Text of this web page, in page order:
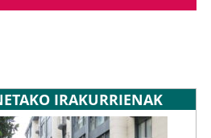
IRAKURRIENAK